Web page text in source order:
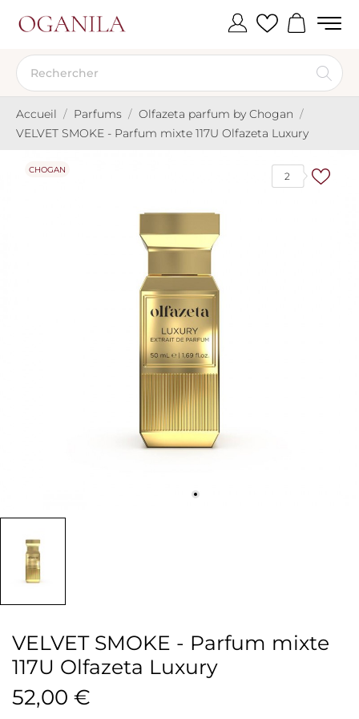
Accueil Parfums
Olfazeta parfum by Chogan
VELVET SMOKE - Parfum mixte 117U Olfazeta Luxury
2
CHOGAN
VELVET SMOKE - Parfum mixte
117U Olfazeta Luxury
52,00 €